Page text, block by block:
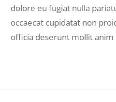
dolore eu fugiat nulla
occaecat cupidatat non
officia deserunt mollit anim